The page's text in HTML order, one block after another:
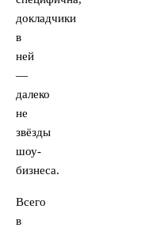
докладчики
в
ней
—
далеко
не
звёзды
шоу-
бизнеса.
Всего
в